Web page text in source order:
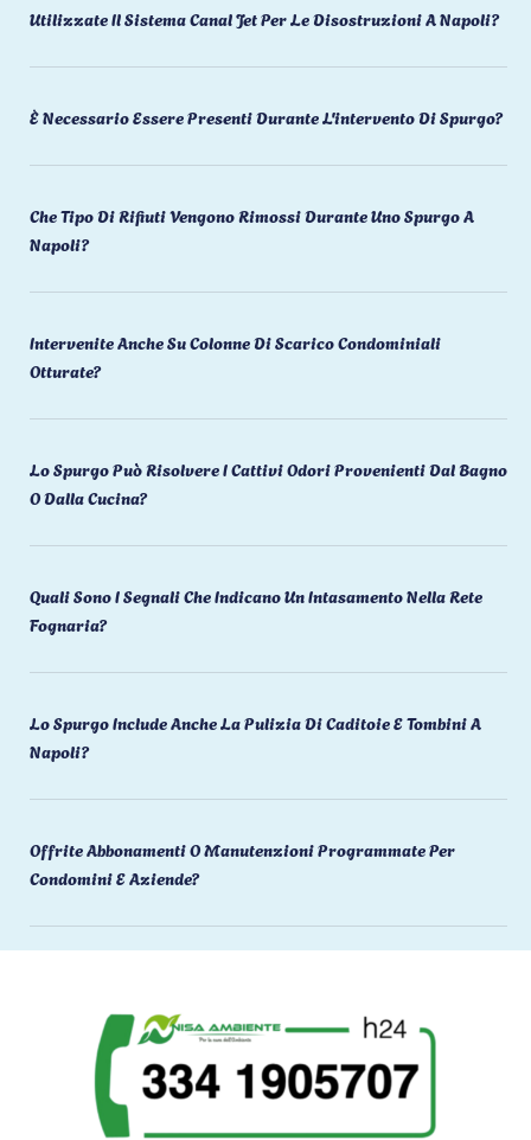
Utilizzate Il Sistema Canal Jet Per Le Disostruzioni A Napoli?
È Necessario Essere Presenti Durante L'intervento Di Spurgo?
Che Tipo Di Rifiuti Vengono Rimossi Durante Uno Spurgo A
Napoli?
Intervenite Anche Su Colonne Di Scarico Condominiali
Otturate?
Lo Spurgo Può Risolvere I Cattivi Odori Provenienti Dal Bagno
O Dalla Cucina?
Quali Sono I Segnali Che Indicano Un Intasamento Nella Rete
Fognaria?
Lo Spurgo Include Anche La Pulizia Di Caditoie E Tombini A
Napoli?
Offrite Abbonamenti O Manutenzioni Programmate Per
Condomini E Aziende?